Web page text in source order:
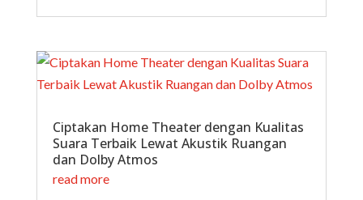
Ciptakan Home Theater dengan Kualitas
Suara Terbaik Lewat Akustik Ruangan
dan Dolby Atmos
read more